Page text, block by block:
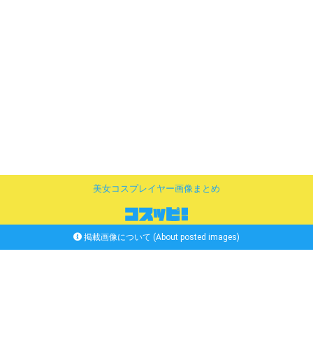
美女コスプレイヤー画像まとめ
掲載画像について (About posted images)